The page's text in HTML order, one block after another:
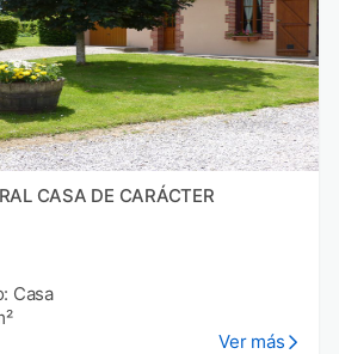
CASA DE CARÁCTER
Casa
Ver más